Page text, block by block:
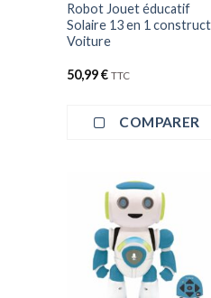
Robot Jouet éducatif
Solaire 13 en 1
Voiture
50,99€ TTC
COMPARER